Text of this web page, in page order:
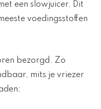
een slowjuicer. Dit
voedingsstoffen
bezorgd. Zo
mits je vriezer